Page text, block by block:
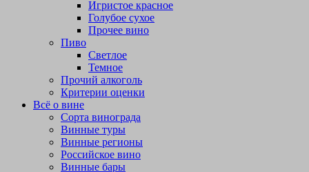
Игристое красное
Голубое сухое
Прочее вино
Пиво
Светлое
Темное
Прочий алкоголь
Критерии оценки
Всё о вине
Сорта винограда
Винные туры
Винные регионы
Российское вино
Винные бары